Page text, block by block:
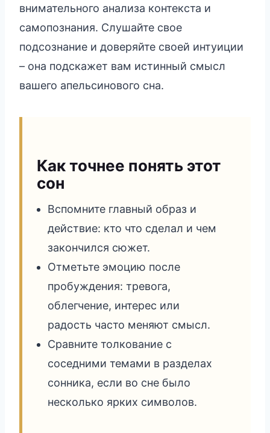
внимательного анализа контекста и
самопознания. Слушайте свое
подсознание и доверяйте своей интуиции
– она подскажет вам истинный смысл
вашего апельсинового сна.
Как точнее понять этот
сон
Вспомните главный образ и
действие: кто что сделал и чем
закончился сюжет.
Отметьте эмоцию после
пробуждения: тревога,
облегчение, интерес или
радость часто меняют смысл.
Сравните толкование с
соседними темами в разделах
сонника, если во сне было
несколько ярких символов.